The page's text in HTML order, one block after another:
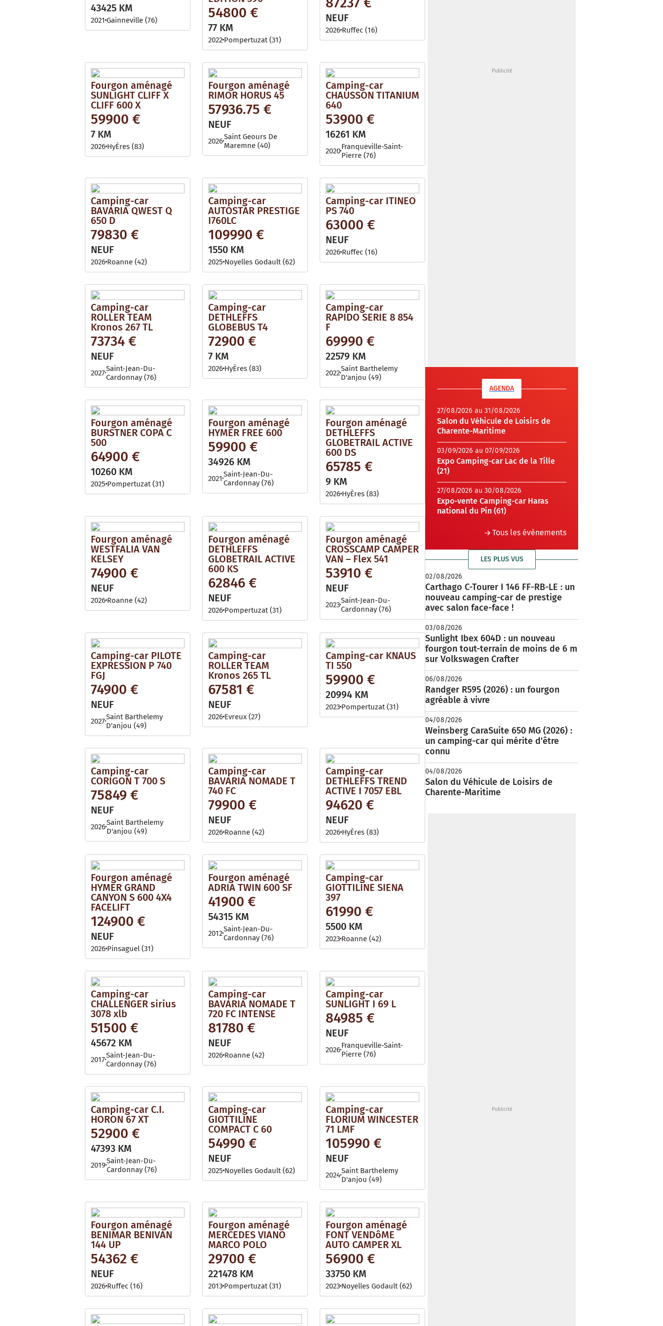
e
l
b
l
43425 KM
2021 Gainneville (76) 54800 €
77 KM
2022 Pompertuzat (31)
NEUF
2026 Ruffec (16)
Fourgon aménagé
SUNLIGHT CLIFF X
CLIFF 600 X
59900 €
7 KM
2026 HyÈres (83)
Fourgon aménagé
RIMOR HORUS 45
57936.75 €
NEUF
2026Saint Geours De
Maremne (40)
Camping-car
CHAUSSON TITANIUM
640
53900 €
16261 KM
2020Franqueville-Saint-
Pierre (76)
Camping-car
BAVARIA QWEST Q
650 D
79830 €
NEUF
2026 Roanne (42)
Camping-car
AUTOSTAR PRESTIGE
I760LC
109990 €
1550 KM
2025 Noyelles Godault (62)
Camping-car ITINEO
PS 740
63000 €
NEUF
2026 Ruffec (16)
Camping-car
ROLLER TEAM
Kronos 267 TL
73734 €
NEUF
2027Saint-Jean-Du-
Cardonnay (76)
Camping-car
DETHLEFFS
GLOBEBUS T4
72900 €
7 KM
2026 HyÈres (83)
Camping-car
RAPIDO SERIE 8 854
F
69990 €
22579 KM
2022Saint Barthelemy
D'anjou (49)
Fourgon aménagé
BURSTNER COPA C
500
64900 €
10260 KM
2025 Pompertuzat (31)
Fourgon aménagé
HYMER FREE 600
59900 €
34926 KM
2021 Saint-Jean-Du-
Cardonnay (76)
Fourgon aménagé
DETHLEFFS
GLOBETRAIL ACTIVE
600 DS
65785 €
9 KM
2026 HyÈres (83)
Fourgon aménagé
WESTFALIA VAN
KELSEY
74900 €
NEUF
2026 Roanne (42)
Fourgon aménagé
DETHLEFFS
GLOBETRAIL ACTIVE
600 KS
62846 €
NEUF
2026 Pompertuzat (31)
Fourgon aménagé
CROSSCAMP CAMPER
VAN – Flex 541
53910 €
NEUF
2023Saint-Jean-Du-
Cardonnay (76)
Camping-car PILOTE
EXPRESSION P 740
FGJ
74900 €
NEUF
2027Saint Barthelemy
D'anjou (49)
Camping-car
ROLLER TEAM
Kronos 265 TL
67581 €
NEUF
2026 Evreux (27)
Camping-car KNAUS
TI 550
59900 €
20994 KM
2023 Pompertuzat (31)
Camping-car
CORIGON T 700 S
75849 €
NEUF
2026Saint Barthelemy
D'anjou (49)
Camping-car
BAVARIA NOMADE T
740 FC
79900 €
NEUF
2026 Roanne (42)
Camping-car
DETHLEFFS TREND
ACTIVE I 7057 EBL
94620 €
NEUF
2026 HyÈres (83)
Fourgon aménagé
HYMER GRAND
CANYON S 600 4X4
FACELIFT
124900 €
NEUF
2026 Pinsaguel (31)
Fourgon aménagé
ADRIA TWIN 600 SF
41900 €
54315 KM
2012Saint-Jean-Du-
Cardonnay (76)
Camping-car
GIOTTILINE SIENA
397
61990 €
5500 KM
2023 Roanne (42)
Camping-car
CHALLENGER sirius
3078 xlb
51500 €
45672 KM
2017Saint-Jean-Du-
Cardonnay (76)
Camping-car
BAVARIA NOMADE T
720 FC INTENSE
81780 €
NEUF
2026 Roanne (42)
Camping-car
SUNLIGHT I 69 L
84985 €
NEUF
2026Franqueville-Saint-
Pierre (76)
Camping-car C.I.
HORON 67 XT
52900 €
47393 KM
2019Saint-Jean-Du-
Cardonnay (76)
Camping-car
GIOTTILINE
COMPACT C 60
54990 €
NEUF
2025 Noyelles Godault (62)
Camping-car
FLORIUM WINCESTER
71 LMF
105990 €
NEUF
2024Saint Barthelemy
D'anjou (49)
Fourgon aménagé
BENIMAR BENIVAN
144 UP
54362 €
NEUF
2026 Ruffec (16)
Fourgon aménagé
MERCEDES VIANO
MARCO POLO
29700 €
221478 KM
2013 Pompertuzat (31)
Fourgon aménagé
FONT VENDôME
AUTO CAMPER XL
56900 €
33750 KM
2023 Noyelles Godault (62)
AGENDA
27/08/2026 au 31/08/2026
Salon du Véhicule de Loisirs de
Charente-Maritime
03/09/2026 au 07/09/2026
Expo Camping-car Lac de la Tille
(21)
27/08/2026 au 30/08/2026
Expo-vente Camping-car Haras
national du Pin (61)
Tous les évènements
LES PLUS VUS
02/08/2026
Carthago C-Tourer I 146 FF-RB-LE : un
nouveau camping-car de prestige
avec salon face-face !
03/08/2026
Sunlight Ibex 604D : un nouveau
fourgon tout-terrain de moins de 6 m
sur Volkswagen Crafter
06/08/2026
Randger R595 (2026) : un fourgon
agréable à vivre
04/08/2026
Weinsberg CaraSuite 650 MG (2026) :
un camping-car qui mérite d'être
connu
04/08/2026
Salon du Véhicule de Loisirs de
Charente-Maritime